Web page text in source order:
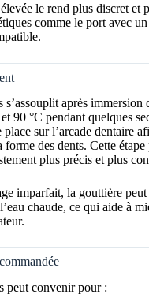
le rend plus discret et
comme le port avec
après immersion
90 °C pendant quelques
sur l’arcade dentaire
forme des dents. Cette étape
plus précis et plus
imparfait, la gouttière
chaude, ce qui aide à
peut convenir pour :